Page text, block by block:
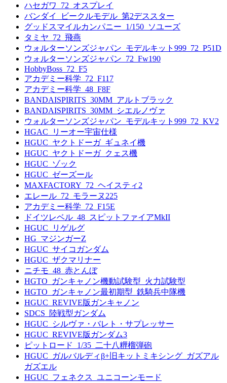
ハセガワ_72_オスプレイ
バンダイ_ビークルモデル_第2デススター
グッドスマイルカンパニー_1/150_ソユーズ
タミヤ_72_飛燕
ウォルターソンズジャパン_モデルキット999_72_P51D
ウォルターソンズジャパン_72_Fw190
HobbyBoss_72_F5
アカデミー科学_72_F117
アカデミー科学_48_F8F
BANDAISPIRITS_30MM_アルトブラック
BANDAISPIRITS_30MM_シエルノヴァ
ウォルターソンズジャパン_モデルキット999_72_KV2
HGAC_リーオー宇宙仕様
HGUC_ヤクトドーガ_ギュネイ機
HGUC_ヤクトドーガ_クェス機
HGUC_ゾック
HGUC_ゼーズール
MAXFACTORY_72_ヘイスティ2
エレール_72_モラーヌ225
アカデミー科学_72_F15E
ドイツレベル_48_スピットファイアMkII
HGUC_リゲルグ
HG_マジンガーZ
HGUC_サイコガンダム
HGUC_ザクマリナー
ニチモ_48_赤とんぼ
HGTO_ガンキャノン機動試験型_火力試験型
HGTO_ガンキャノン最初期型_鉄騎兵中隊機
HGUC_REVIVE版ガンキャノン
SDCS_陸戦型ガンダム
HGUC_シルヴァ・バレト・サプレッサー
HGUC_REVIVE版ガンダム3
ピットロード_1/35_二十八糎榴弾砲
HGUC_ガルバルディβ+旧キットミキシング_ガズアル
ガズエル
HGUC_フェネクス_ユニコーンモード